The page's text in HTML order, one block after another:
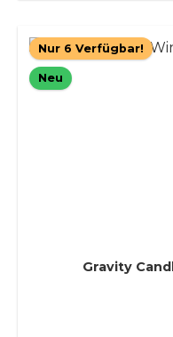
Nur 6 Verfügbar!
Neu
Gravity